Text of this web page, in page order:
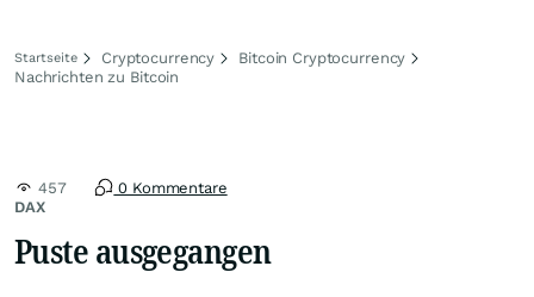
Startseite Cryptocurrency
Bitcoin Cryptocurrency
Nachrichten zu Bitcoin
DAX
457 0 Kommentare
Puste ausgegangen